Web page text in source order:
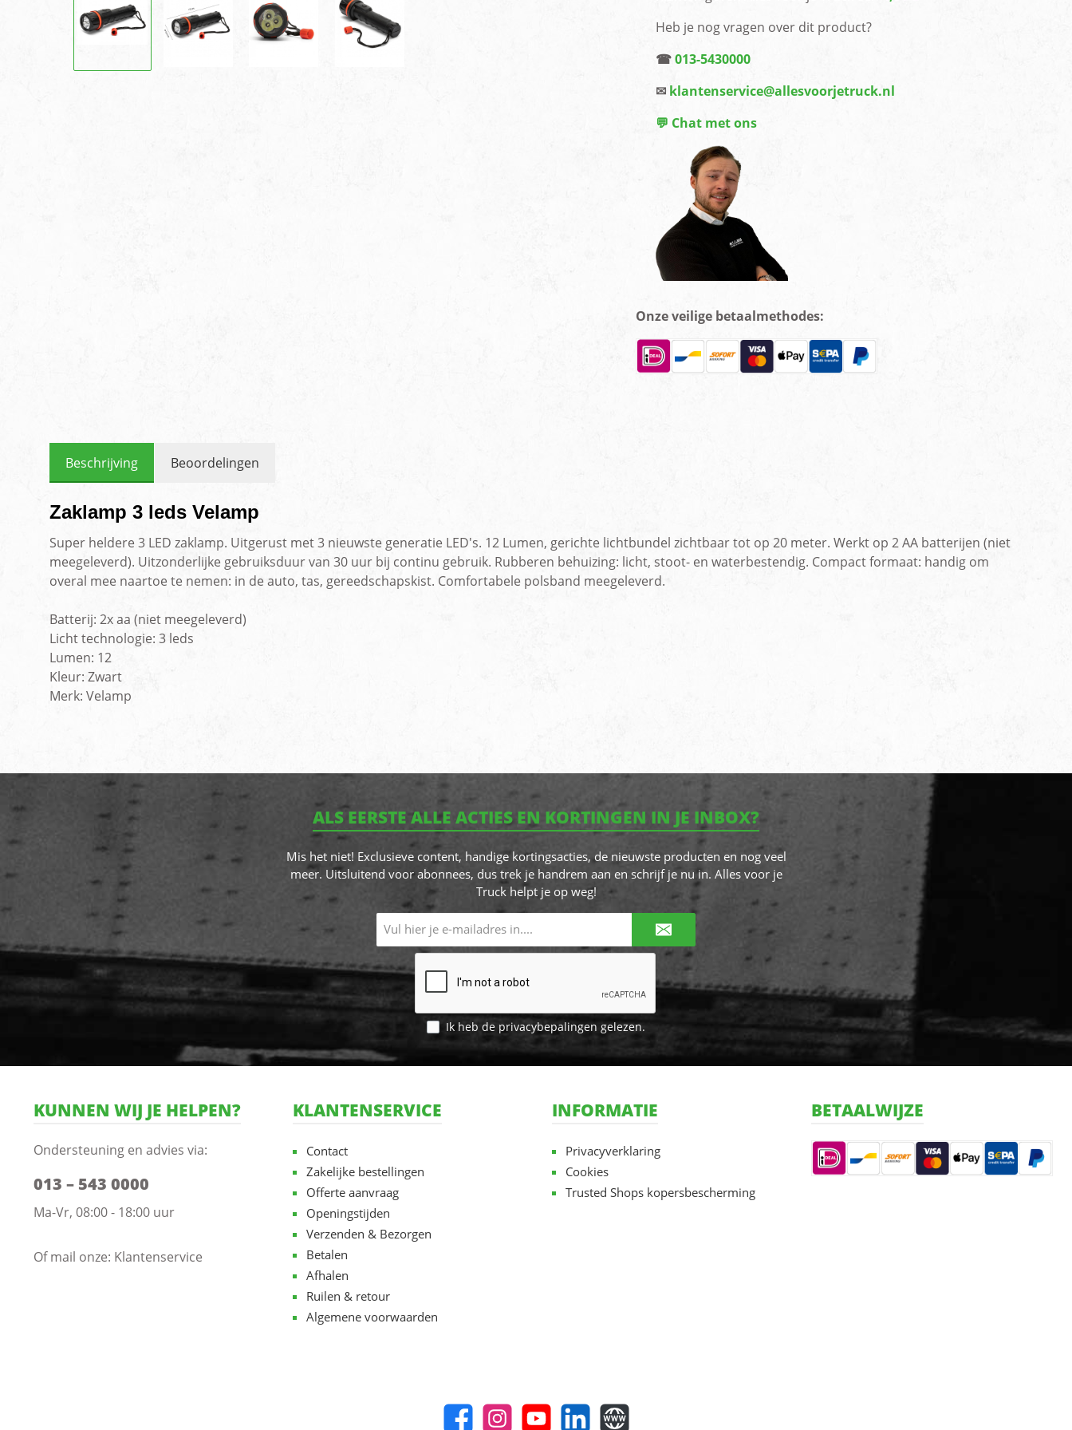
Heb je nog vragen over dit product?
☎013-5430000
✉ klantenservice@allesvoorjetruck.nl
💬 Chat met ons
Onze veilige betaalmethodes:
Beschrijving Beoordelingen
Zaklamp 3 leds Velamp
Super heldere 3 LED zaklamp. Uitgerust met 3 nieuwste generatie LED's. 12 Lumen, gerichte lichtbundel zichtbaar tot op 20 meter. Werkt op 2 AA batterijen (niet
meegeleverd). Uitzonderlijke gebruiksduur van 30 uur bij continu gebruik. Rubberen behuizing: licht, stoot- en waterbestendig. Compact formaat: handig om
overal mee naartoe te nemen: in de auto, tas, gereedschapskist. Comfortabele polsband meegeleverd.
Batterij: 2x aa (niet meegeleverd)
Licht technologie: 3 leds
Lumen: 12
Kleur: Zwart
Merk: Velamp
ALS EERSTE ALLE ACTIES EN KORTINGEN IN JE INBOX?
Mis het niet! Exclusieve content, handige kortingsacties, de nieuwste producten en nog veel
meer. Uitsluitend voor abonnees, dus trek je handrem aan en schrijf je nu in. Alles voor je
Truck helpt je op weg!
mailadres*
Ik heb de privacybepalingen gelezen.
KUNNEN WIJ JE HELPEN?
Ondersteuning en advies via:
013 – 543 0000
Ma-Vr, 08:00 - 18:00 uur
Of mail onze: Klantenservice
KLANTENSERVICE
Contact
Zakelijke bestellingen
Offerte aanvraag
Openingstijden
Verzenden & Bezorgen
Betalen
Afhalen
Ruilen & retour
Algemene voorwaarden
INFORMATIE
Privacyverklaring
Cookies
Trusted Shops kopersbescherming
BETAALWIJZE